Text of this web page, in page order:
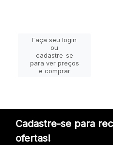
Faça seu login
ou
cadastre-se
para ver preços
e comprar
Cadastre-se para
ofertas!